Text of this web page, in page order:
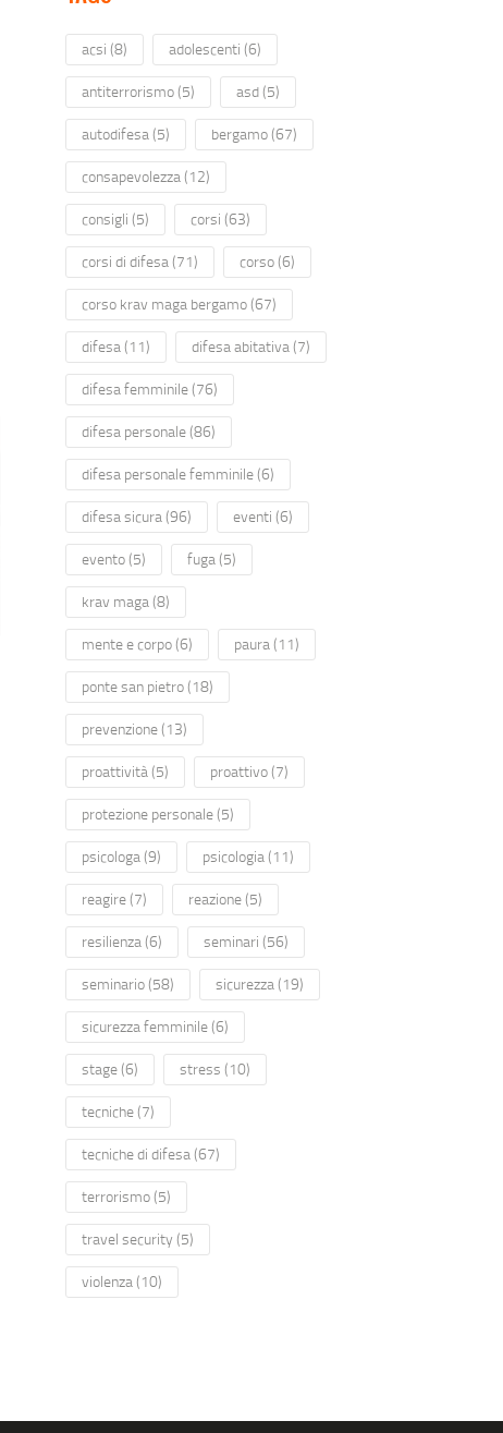
acsi (8) adolescenti (6)
antiterrorismo(5) asd(5)
autodifesa (5) bergamo(67)
consapevolezza (12)
consigli (5) corsi (63)
corsi di difesa (71) corso(6)
corso krav maga bergamo(67)
difesa (11) difesa abitativa (7)
difesa femminile(76)
difesa personale(86)
difesa personale femminile(6)
difesa sicura (96) eventi (6)
evento(5) fuga (5)
krav maga (8)
mente e corpo(6) paura (11)
ponte san pietro(18)
prevenzione(13)
proattività (5) proattivo(7)
protezione personale(5)
psicologa (9) psicologia (11)
reagire(7) reazione(5)
resilienza (6) seminari (56)
seminario(58) sicurezza (19)
sicurezza femminile(6)
stage(6) stress (10)
tecniche(7)
tecniche di difesa (67)
terrorismo(5)
travel security (5)
violenza (10)